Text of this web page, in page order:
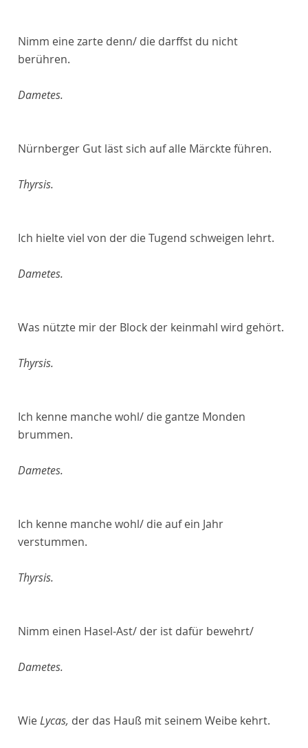
Nimm eine zarte denn/ die darffst du nicht
berühren.
Dametes.
Nürnberger Gut läst sich auf alle Märckte führen.
Thyrsis.
Ich hielte viel von der die Tugend schweigen lehrt.
Dametes.
Was nützte mir der Block der keinmahl wird gehört.
Thyrsis.
Ich kenne manche wohl/ die gantze Monden
brummen.
Dametes.
Ich kenne manche wohl/ die auf ein Jahr
verstummen.
Thyrsis.
Nimm einen Hasel-Ast/ der ist dafür bewehrt/
Dametes.
WieLycas, der das Hauß mit seinem Weibe kehrt.